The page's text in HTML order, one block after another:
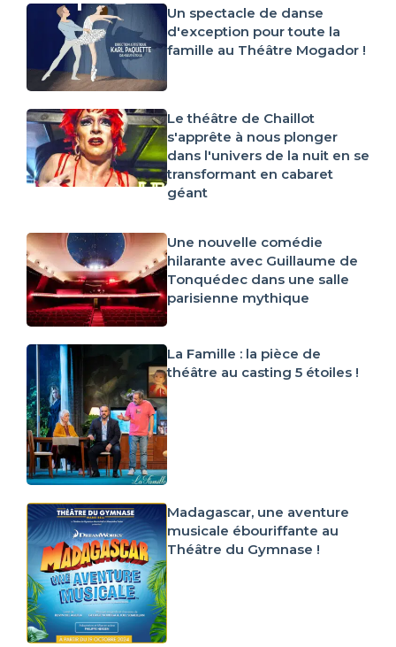
Un spectacle de danse
d'exception pour toute la
famille au Théâtre Mogador !
Le théâtre de Chaillot
s'apprête à nous plonger
dans l'univers de la nuit en se
transformant en cabaret
géant
Une nouvelle comédie
hilarante avec Guillaume de
Tonquédec dans une salle
parisienne mythique
La Famille : la pièce de
théâtre au casting 5 étoiles !
Madagascar, une aventure
musicale ébouriffante au
Théâtre du Gymnase !